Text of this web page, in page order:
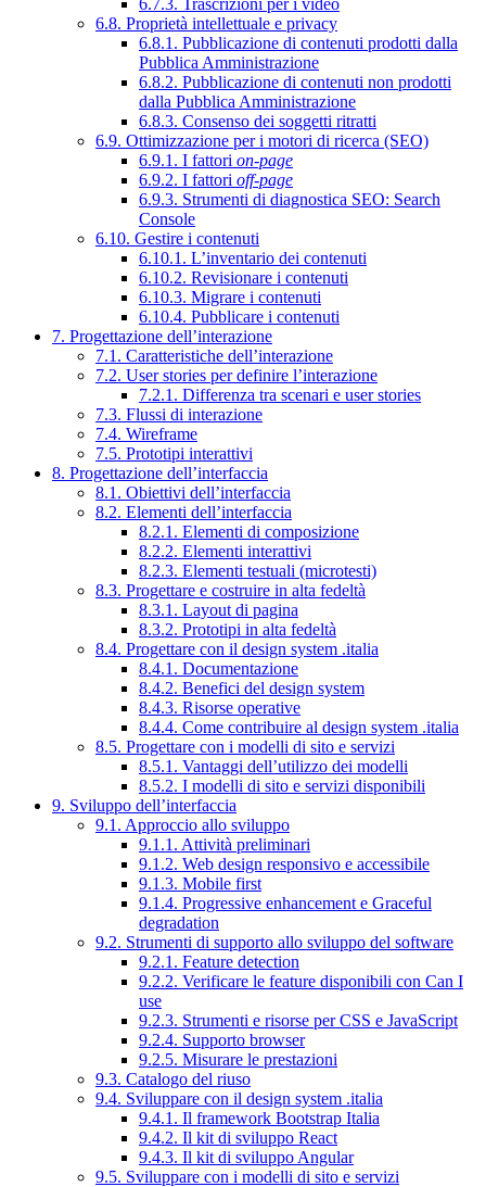
6.7.3. Trascrizioni per i video
6.8. Proprietà intellettuale e privacy
6.8.1. Pubblicazione di contenuti prodotti dalla
Pubblica Amministrazione
6.8.2. Pubblicazione di contenuti non prodotti
dalla Pubblica Amministrazione
6.8.3. Consenso dei soggetti ritratti
6.9. Ottimizzazione per i motori di ricerca (SEO)
6.9.1. I fattori on-page
6.9.2. I fattori off-page
6.9.3. Strumenti di diagnostica SEO: Search
Console
6.10. Gestire i contenuti
6.10.1. L’inventario dei contenuti
6.10.2. Revisionare i contenuti
6.10.3. Migrare i contenuti
6.10.4. Pubblicare i contenuti
7. Progettazione dell’interazione
7.1. Caratteristiche dell’interazione
7.2. User stories per definire l’interazione
7.2.1. Differenza tra scenari e user stories
7.3. Flussi di interazione
7.4. Wireframe
7.5. Prototipi interattivi
8. Progettazione dell’interfaccia
8.1. Obiettivi dell’interfaccia
8.2. Elementi dell’interfaccia
8.2.1. Elementi di composizione
8.2.2. Elementi interattivi
8.2.3. Elementi testuali (microtesti)
8.3. Progettare e costruire in alta fedeltà
8.3.1. Layout di pagina
8.3.2. Prototipi in alta fedeltà
8.4. Progettare con il design system .italia
8.4.1. Documentazione
8.4.2. Benefici del design system
8.4.3. Risorse operative
8.4.4. Come contribuire al design system .italia
8.5. Progettare con i modelli di sito e servizi
8.5.1. Vantaggi dell’utilizzo dei modelli
8.5.2. I modelli di sito e servizi disponibili
9. Sviluppo dell’interfaccia
9.1. Approccio allo sviluppo
9.1.1. Attività preliminari
9.1.2. Web design responsivo e accessibile
9.1.3. Mobile first
9.1.4. Progressive enhancement e Graceful
degradation
9.2. Strumenti di supporto allo sviluppo del software
9.2.1. Feature detection
9.2.2. Verificare le feature disponibili con Can I
use
9.2.3. Strumenti e risorse per CSS e JavaScript
9.2.4. Supporto browser
9.2.5. Misurare le prestazioni
9.3. Catalogo del riuso
9.4. Sviluppare con il design system .italia
9.4.1. Il framework Bootstrap Italia
9.4.2. Il kit di sviluppo React
9.4.3. Il kit di sviluppo Angular
9.5. Sviluppare con i modelli di sito e servizi